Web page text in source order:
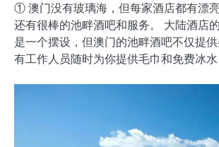
① 澳门没有玻璃海，但每家酒店都有漂
还有很棒的池畔酒吧和服务。 大陆酒店
是一个摆设，但澳门的池畔酒吧不仅提
有工作人员随时为你提供毛巾和免费冰水